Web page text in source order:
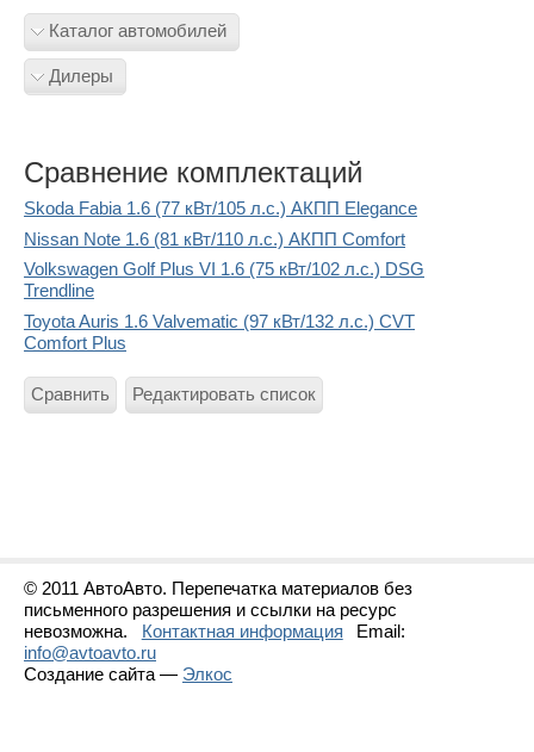
Каталог автомобилей
Дилеры
Сравнение комплектаций
Skoda Fabia 1.6 (77 кВт/105 л.с.) АКПП Elegance
Nissan Note 1.6 (81 кВт/110 л.с.) АКПП Comfort
Volkswagen Golf Plus VI 1.6 (75 кВт/102 л.с.) DSG
Trendline
Toyota Auris 1.6 Valvematic (97 кВт/132 л.с.) CVT
Comfort Plus
Сравнить Редактировать список
© 2011 АвтоАвто. Перепечатка материалов без
письменного разрешения и ссылки на ресурс
невозможна.
Контактная информация
Email:
info@avtoavto.ru
Создание сайта — Элкос